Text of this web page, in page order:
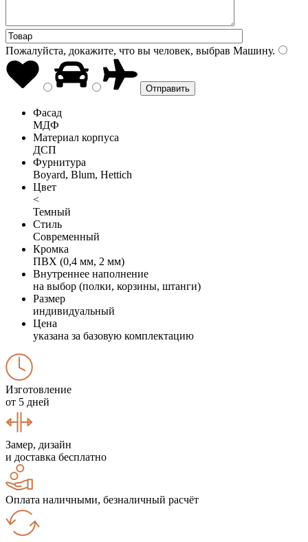
Пожалуйста, докажите, что вы человек, выбрав Машину.
Фасад
МДФ
Материал корпуса
ДСП
Фурнитура
Boyard, Blum, Hettich
Цвет
<
Темный
Стиль
Современный
Кромка
ПВХ (0,4 мм, 2 мм)
Внутреннее наполнение
на выбор (полки, корзины, штанги)
Размер
индивидуальный
Цена
указана за базовую комплектацию
Изготовление
от 5 дней
Замер, дизайн
и доставка бесплатно
Оплата наличными, безналичный расчёт